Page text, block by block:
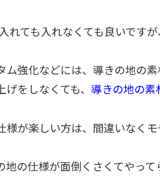
れても入れなくても良いですが
ム強化などには、導きの地の
をしなくても、 導きの地の素
様が楽しい方は、間違いなく
地の仕様が面倒くさくてやって